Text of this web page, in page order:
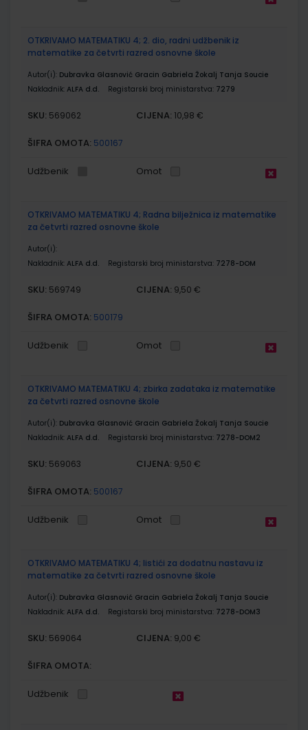
OTKRIVAMO MATEMATIKU 4; 2. dio, radni udžbenik iz
matematike za četvrti razred osnovne škole
Autor(i): Dubravka Glasnović Gracin Gabriela Žokalj Tanja Soucie
Nakladnik: ALFA d.d. Registarski broj ministarstva: 7279
SKU: 569062 CIJENA: 10,98 €
ŠIFRA OMOTA: 500167
Udžbenik Omot
OTKRIVAMO MATEMATIKU 4; Radna bilježnica iz matematike
za četvrti razred osnovne škole
Autor(i):
Nakladnik: ALFA d.d. Registarski broj ministarstva: 7278-DOM
SKU: 569749 CIJENA: 9,50 €
ŠIFRA OMOTA: 500179
Udžbenik Omot
OTKRIVAMO MATEMATIKU 4; zbirka zadataka iz matematike
za četvrti razred osnovne škole
Autor(i): Dubravka Glasnović Gracin Gabriela Žokalj Tanja Soucie
Nakladnik: ALFA d.d. Registarski broj ministarstva: 7278-DOM2
SKU: 569063 CIJENA: 9,50 €
ŠIFRA OMOTA: 500167
Udžbenik Omot
OTKRIVAMO MATEMATIKU 4; listići za dodatnu nastavu iz
matematike za četvrti razred osnovne škole
Autor(i): Dubravka Glasnović Gracin Gabriela Žokalj Tanja Soucie
Nakladnik: ALFA d.d. Registarski broj ministarstva: 7278-DOM3
SKU: 569064 CIJENA: 9,00 €
ŠIFRA OMOTA:
Udžbenik